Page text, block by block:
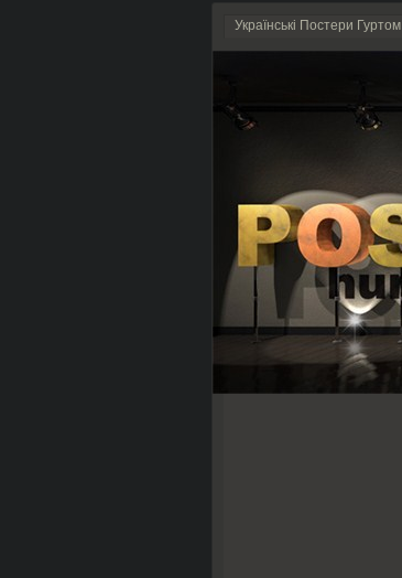
Українські Постери Гуртом